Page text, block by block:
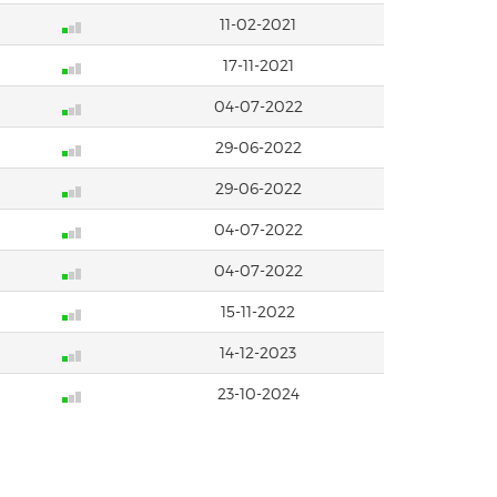
11-02-2021
17-11-2021
04-07-2022
29-06-2022
29-06-2022
04-07-2022
04-07-2022
15-11-2022
14-12-2023
23-10-2024